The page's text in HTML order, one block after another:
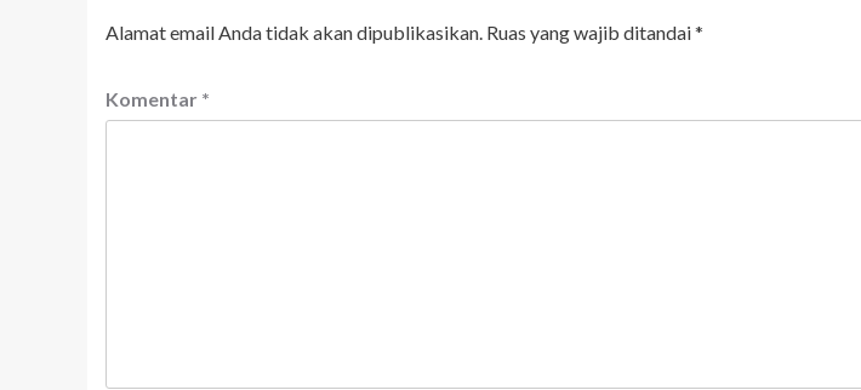
Alamat email Anda tidak akan dipublikasikan. Ruas yang wajib ditandai*
Komentar *